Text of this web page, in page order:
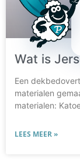
Wat is
Een
materialen
materialen:
LEES MEER »